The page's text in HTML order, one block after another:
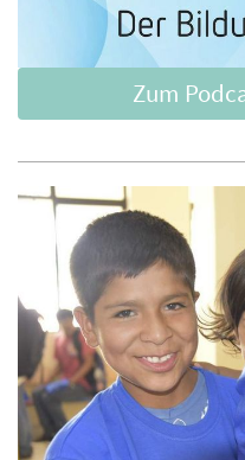
Zum